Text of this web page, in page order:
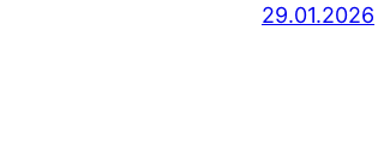
29.01.2026